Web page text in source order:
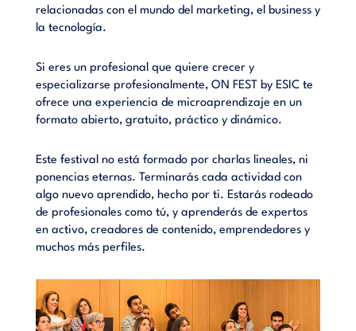
relacionadas con el mundo del marketing, el business y
la tecnología.
Si eres un profesional que quiere crecer y
especializarse profesionalmente, ON FEST by ESIC te
ofrece una experiencia de microaprendizaje en un
formato abierto, gratuito, práctico y dinámico.
Este festival no está formado por charlas lineales, ni
ponencias eternas. Terminarás cada actividad con
algo nuevo aprendido, hecho por ti. Estarás rodeado
de profesionales como tú, y aprenderás de expertos
en activo, creadores de contenido, emprendedores y
muchos más perfiles.